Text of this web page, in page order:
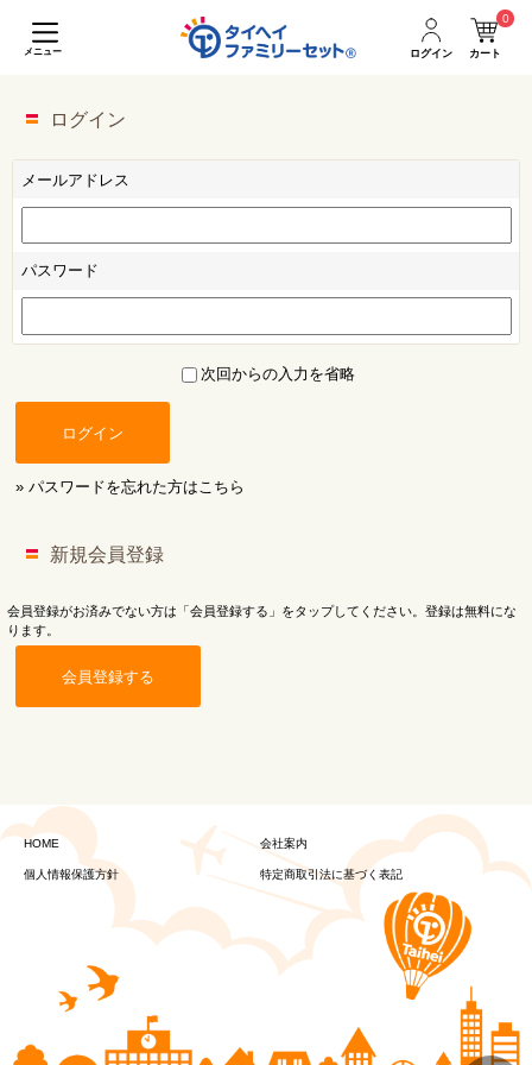
メニュー ログイン カート
0
ログイン
メールアドレス
パスワード
次回からの入力を省略
ログイン
» パスワードを忘れた方はこちら
新規会員登録
会員登録がお済みでない方は「会員登録する」をタップしてください。登録は無料にな
ります。
会員登録する
HOME 会社案内
個人情報保護方針 特定商取引法に基づく表記